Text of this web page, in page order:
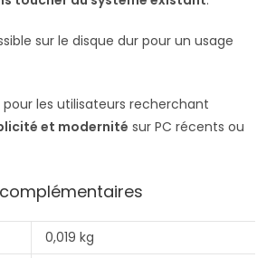
sur le disque dur pour un usage
les utilisateurs recherchant
et modernité sur PC récents ou
0,019 kg